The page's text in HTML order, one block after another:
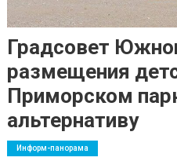
Градсовет
размещения
Приморском
альтернативу
Информ-панорама